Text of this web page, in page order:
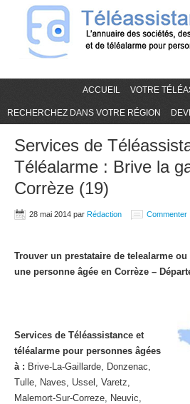
ACCUEIL VOTRE
RECHERCHEZ DANS VOTRE RÉGION
Services de
Téléalarme : Brive la
Corrèze (19)
28 mai 2014 par Rédaction Commenter
Trouver un prestataire de telealarme
une personne âgée en Corrèze –
Services de Téléassistance et
téléalarme pour personnes âgées
à : Brive-La-Gaillarde, Donzenac,
Tulle, Naves, Ussel, Varetz,
Malemort-Sur-Correze, Neuvic,